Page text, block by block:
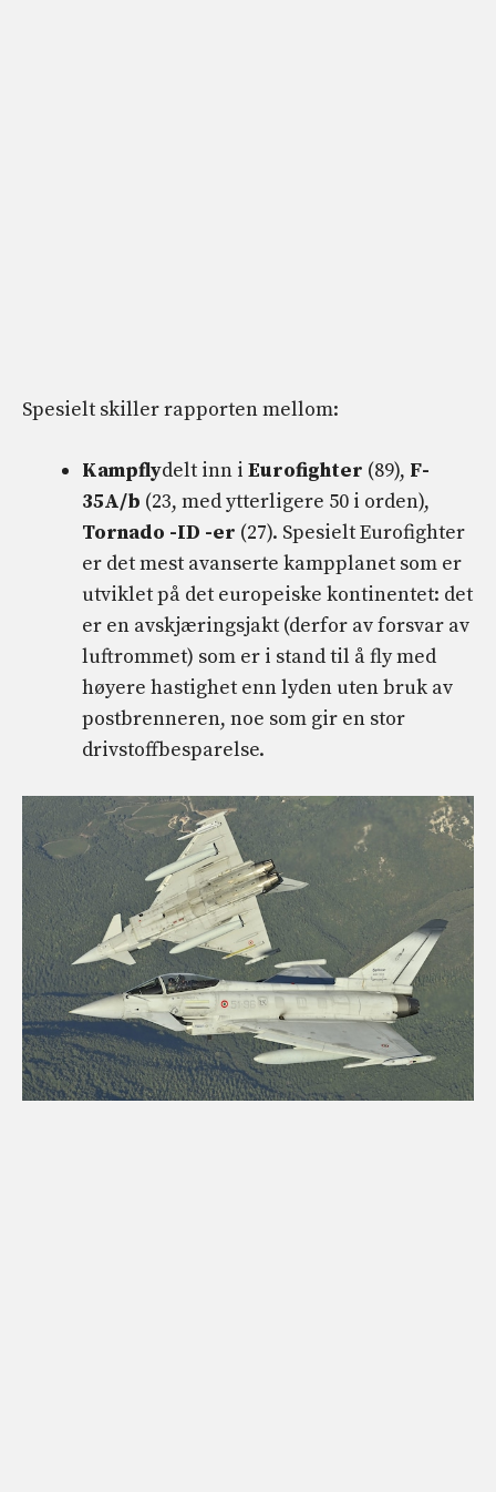
Spesielt skiller rapporten mellom:
Kampflydelt inn i Eurofighter (89), F-
35A/b (23, med ytterligere 50 i orden),
Tornado -ID -er (27). Spesielt Eurofighter
er det mest avanserte kampplanet som er
utviklet på det europeiske kontinentet: det
er en avskjæringsjakt (derfor av forsvar av
luftrommet) som er i stand til å fly med
høyere hastighet enn lyden uten bruk av
postbrenneren, noe som gir en stor
drivstoffbesparelse.